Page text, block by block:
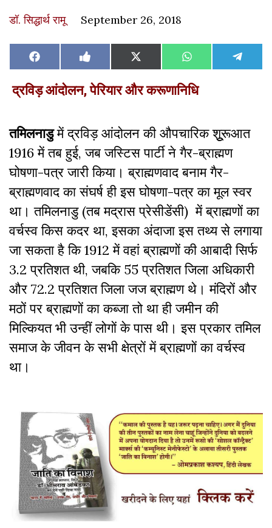
डॉ. सिद्धार्थ रामू September 26, 2018
Share
on
Facebook Share
on
Like
on
Facebook
Share
on
X
(Twitter)
Share
on
WhatsAppShare
on
द्रविड़ आंदोलन, पेरियार और करूणानिधि
तमिलनाडुमें द्रविड़ आंदोलन की औपचारिक शुूरूआत
1916 में तब हुई, जब जस्टिस पार्टी ने गैर-ब्राह्मण
घोषणा-पत्र जारी किया। ब्राह्मणवाद बनाम गैर-
ब्राह्मणवाद का संघर्ष ही इस घोषणा-पत्र का मूल स्वर
था। तमिलनाडु (तब मद्रास प्रेसीडेंसी) में ब्राह्मणों का
वर्चस्व किस कदर था, इसका अंदाजा इस तथ्य से लगाया
जा सकता है कि 1912 में वहां ब्राह्मणों की आबादी सिर्फ
3.2 प्रतिशत थी, जबकि 55 प्रतिशत जिला अधिकारी
और 72.2 प्रतिशत जिला जज ब्राह्मण थे। मंदिरों और
मठों पर ब्राह्मणों का कब्जा तो था ही जमीन की
मिल्कियत भी उन्हीं लोगों के पास थी। इस प्रकार तमिल
समाज के जीवन के सभी क्षेत्रों में ब्राह्मणों का वर्चस्व
था।